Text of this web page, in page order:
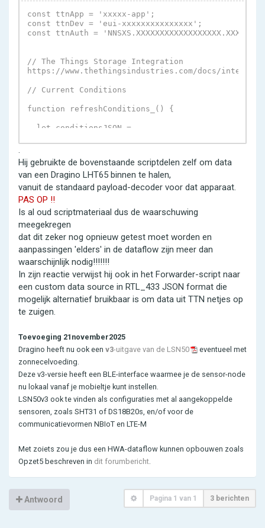
const ttnApp = 'xxxxx-app';
const ttnDev = 'eui-xxxxxxxxxxxxxxx';
const ttnAuth =
// The Things Storage Integration
https://www.thethingsindustries.com/docs/
// Current Conditions
function refreshConditions_() {
  let conditionsJSON =
  if (!conditionsJSON) { // still no luck? give up
  }
.
Hij gebruikte de bovenstaande scriptdelen zelf om data
van een Dragino LHT65 binnen te halen,
vanuit de standaard payload-decoder voor dat apparaat.
PAS OP !!
Is al oud scriptmateriaal dus de waarschuwing
meegekregen
dat dit zeker nog opnieuw getest moet worden en
aanpassingen 'elders' in de dataflow zijn meer dan
waarschijnlijk nodig!!!!!!!
In zijn reactie verwijst hij ook in het Forwarder-script naar
een custom data source in RTL_433 JSON format die
mogelijk alternatief bruikbaar is om data uit TTN netjes op
te zuigen.
Toevoeging 21november2025
Dragino heeft nu ook een v3-uitgave van de LSN50
eventueel met
zonnecelvoeding.
Deze v3-versie heeft een BLE-interface waarmee je de sensor-node
nu lokaal vanaf je mobieltje kunt instellen.
LSN50v3 ook te vinden als configuraties met al aangekoppelde
sensoren, zoals SHT31 of DS18B20s, en/of voor de
communicatievormen NBIoT en LTE-M
Met zoiets zou je dus een HWA-dataflow kunnen opbouwen zoals
Opzet5 beschreven in dit forumbericht
Antwoord Pagina 1 van 1 3 berichten